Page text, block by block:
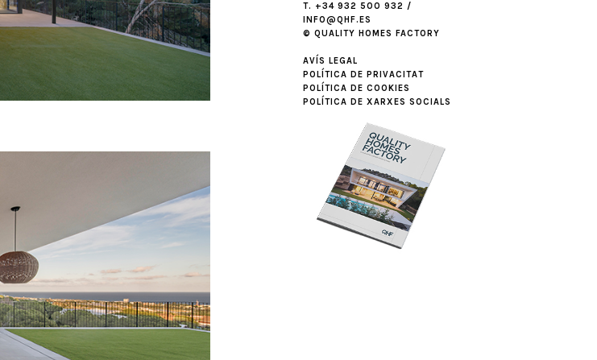
T. +34 932 500 932 /
INFO@QHF.ES
© QUALITY HOMES FACTORY
AVÍS LEGAL
POLÍTICA DE PRIVACITAT
POLÍTICA DE COOKIES
POLÍTICA DE XARXES SOCIALS